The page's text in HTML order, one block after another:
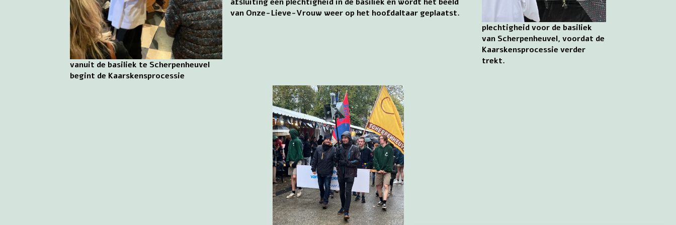
vanuit de basiliek te Scherpenheuvel
begint de Kaarskensprocessie
plechtigheid voor de basiliek
van Scherpenheuvel, voordat de
Kaarskensprocessie verder
trekt.
van Onze-Lieve-Vrouw weer op het hoofdaltaar geplaatst.